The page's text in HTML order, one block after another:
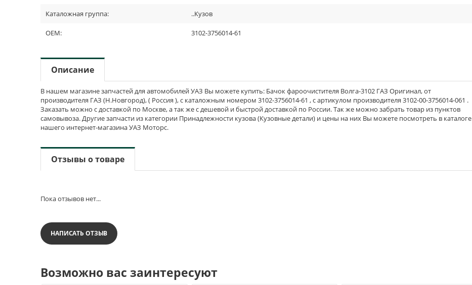
Каталожная группа: ..Кузов
OEM: 3102-3756014-61
Описание
В нашем магазине запчастей для автомобилей УАЗ Вы можете купить: Бачок фароочистителя Волга-3102 ГАЗ Оригинал, от
производителя ГАЗ (Н.Новгород), ( Россия ), с каталожным номером 3102-3756014-61 , с артикулом производителя 3102-00-3756014-061 .
Заказать можно с доставкой по Москве, а так же с дешевой и быстрой доставкой по России. Так же можно забрать товар из пунктов
самовывоза. Другие запчасти из категории Принадлежности кузова (Кузовные детали) и цены на них Вы можете посмотреть в каталоге
нашего интернет-магазина УАЗ Моторс.
Отзывы о товаре
Пока отзывов нет...
НАПИСАТЬ ОТЗЫВ
Возможно вас заинтересуют